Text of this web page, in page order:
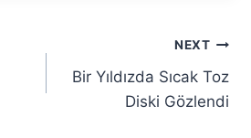
NEXT
Bir Yıldızda Sıcak Toz
Diski Gözlendi